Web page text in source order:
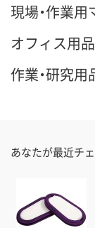
現場・作業
オフィス用
作業・研究
あなたが最近チ